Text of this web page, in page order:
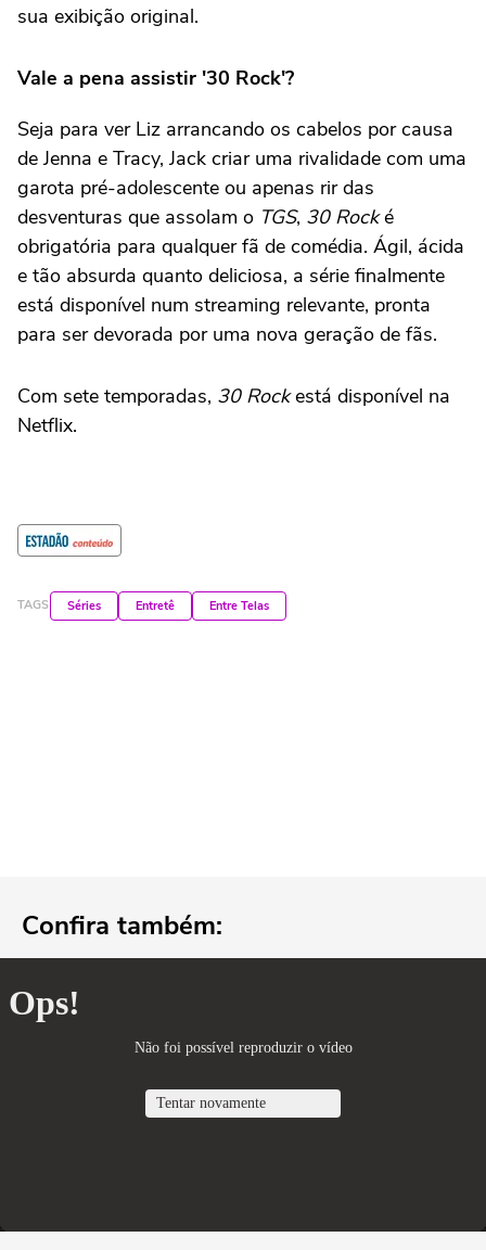
sua exibição original.
Vale a pena assistir '30 Rock'?
Seja para ver Liz arrancando os cabelos por causa
de Jenna e Tracy, Jack criar uma rivalidade com uma
garota pré-adolescente ou apenas rir das
desventuras que assolam o TGS, 30 Rocké
obrigatória para qualquer fã de comédia. Ágil, ácida
e tão absurda quanto deliciosa, a série finalmente
está disponível num streaming relevante, pronta
para ser devorada por uma nova geração de fãs.
Com sete temporadas, 30 Rockestá disponível na
Netflix.
TAGS Séries Entretê Entre Telas
Confira também: